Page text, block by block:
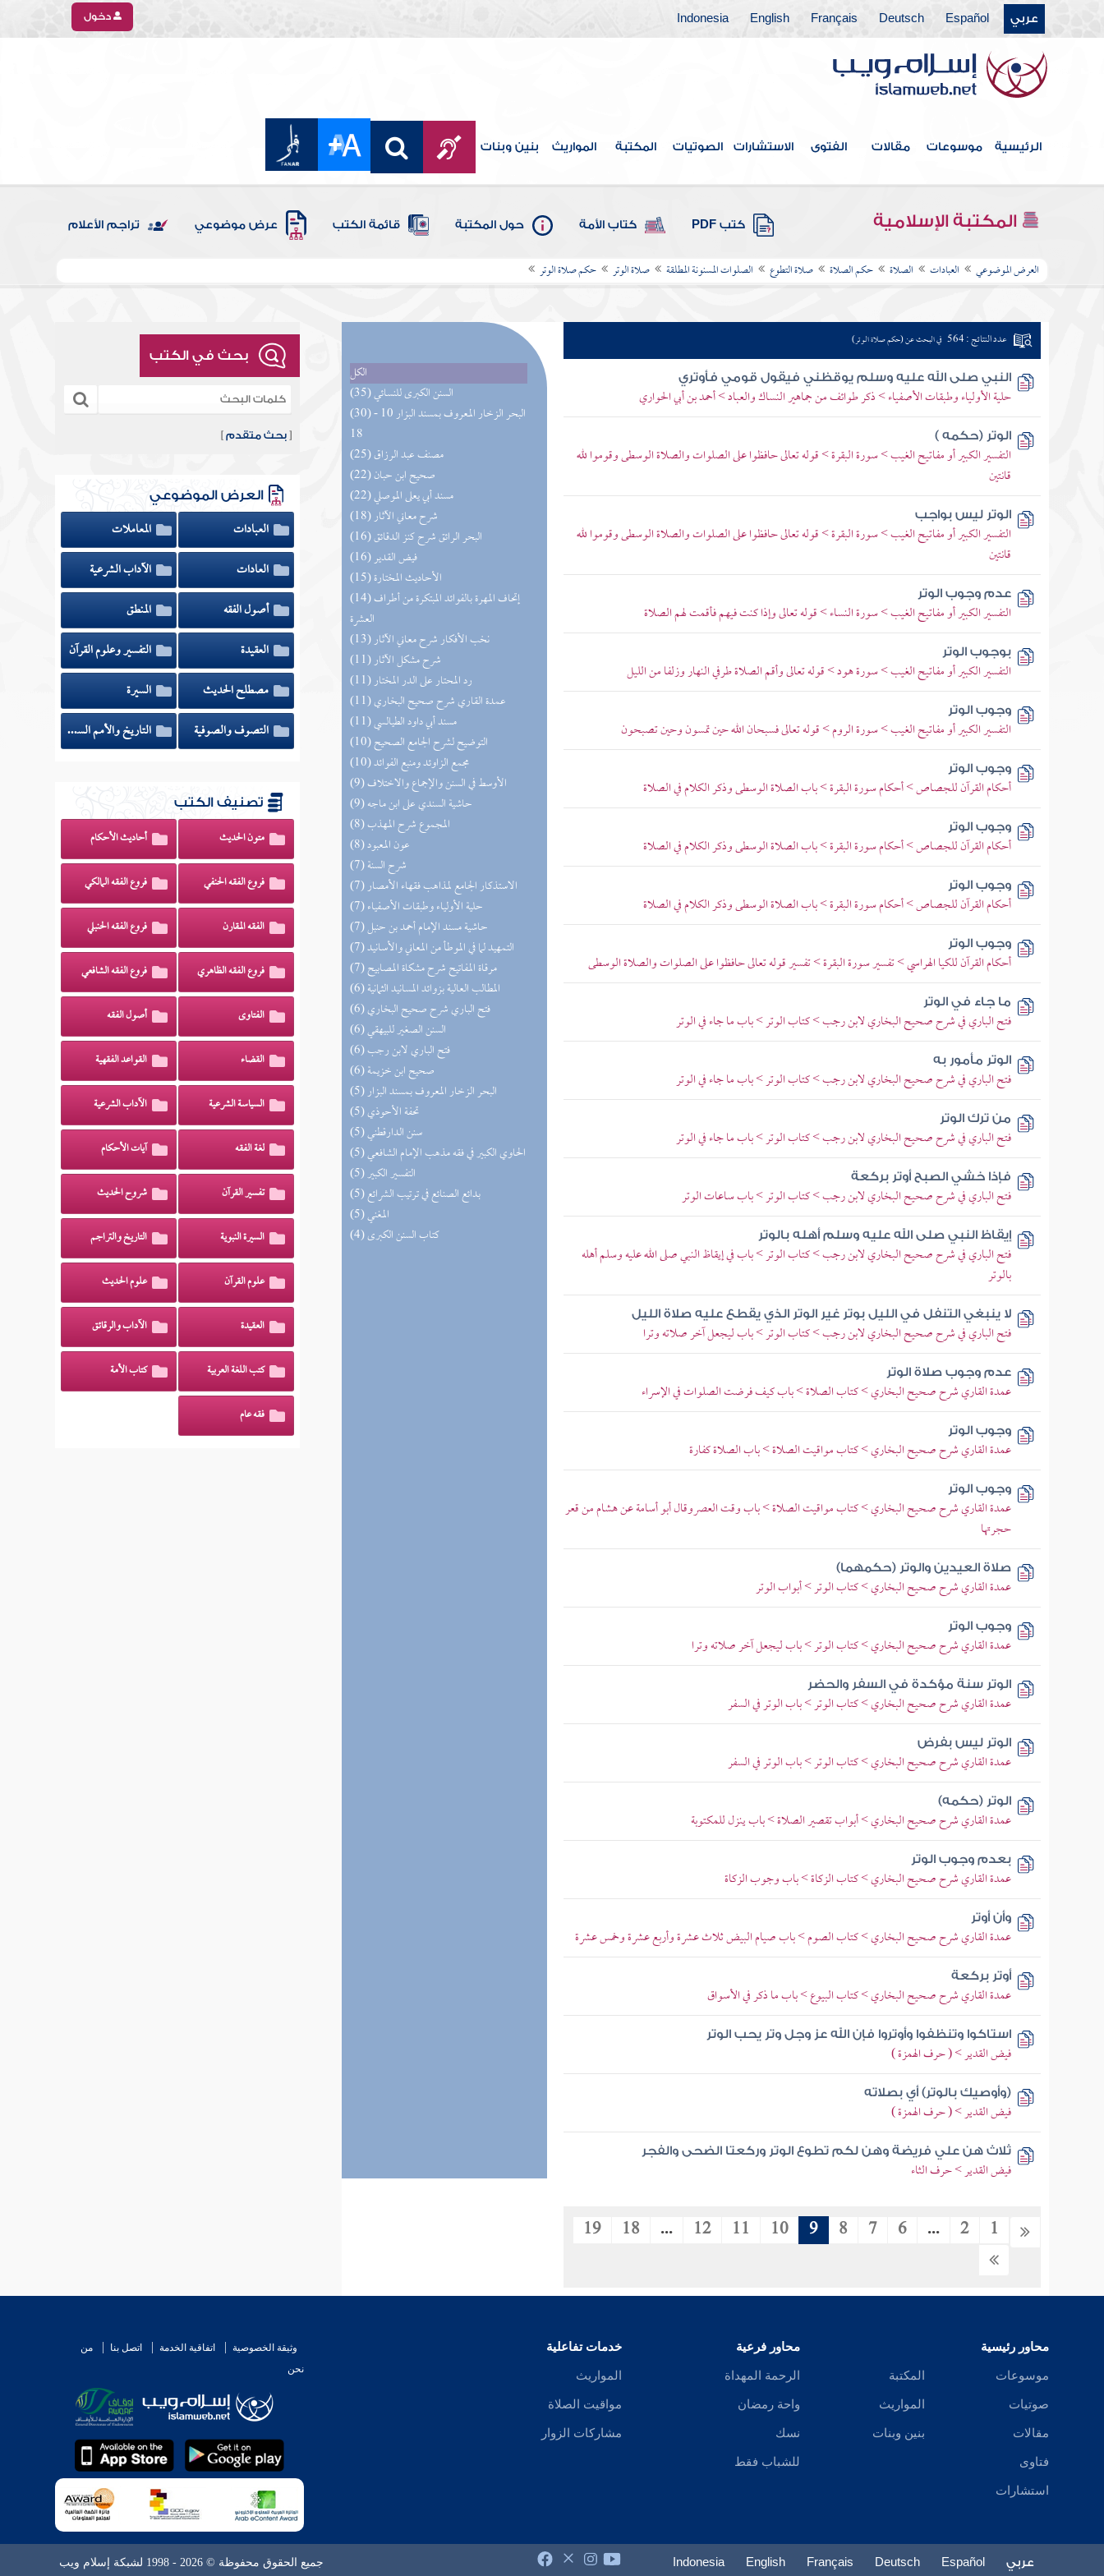
عربي Español
Deutsch
Français
English
Indonesia دخول
الرئيسية موسوعات مقالات الفتوى الاستشارات الصوتيات المكتبة المواريث بنين وبنات
المكتبة الإسلامية كتب PDF كتاب الأمة حول المكتبة قائمة الكتب عرض موضوعي تراجم الأعلام
العرض الموضوعي العبادات الصلاة حكم الصلاة صلاة التطوع الصلوات المسنونة المطلقة صلاة الوتر حكم صلاة الوتر
الكل
(35) السنن الكبرى للنسائي
(30) البحر الزخار المعروف بمسند البزار 10 -
18
(25) مصنف عبد الرزاق
(22) صحيح ابن حبان
(22) مسند أبي يعلى الموصلي
(18) شرح معاني الآثار
(16) البحر الرائق شرح كنز الدقائق
(16) فيض القدير
(15) الأحاديث المختارة
(14) إتحاف المهرة بالفوائد المبتكرة من أطراف
العشرة
(13) نخب الأفكار شرح معاني الآثار
(11) شرح مشكل الآثار
(11) رد المحتار على الدر المختار
(11) عمدة القاري شرح صحيح البخاري
(11) مسند أبي داود الطيالسي
(10) التوضيح لشرح الجامع الصحيح
(10) مجمع الزاوئد ومنبع الفوائد
(9) الأوسط في السنن والإجماع والاختلاف
(9) حاشية السندي على ابن ماجه
(8) المجموع شرح المهذب
(8) عون المعبود
(7) شرح السنة
(7) الاستذكار الجامع لمذاهب فقهاء الأمصار
(7) حلية الأولياء وطبقات الأصفياء
(7) حاشية مسند الإمام أحمد بن حنبل
(7) التمهيد لما في الموطأ من المعاني والأسانيد
(7) مرقاة المفاتيح شرح مشكاة المصابيح
(6) المطالب العالية بزوائد المسانيد الثمانية
(6) فتح الباري شرح صحيح البخاري
(6) السنن الصغير للبيهقي
(6) فتح الباري لابن رجب
(6) صحيح ابن خزيمة
(5) البحر الزخار المعروف بمسند البزار
(5) تحفة الأحوذي
(5) سنن الدارقطني
(5) الحاوي الكبير في فقه مذهب الإمام الشافعي
(5) التفسير الكبير
(5) بدائع الصنائع في ترتيب الشرائع
(5) المغني
(4) كتاب السنن الكبرى
عدد النتائج : 564 في البحث عن (حكم صلاة الوتر)
النبي صلى الله عليه وسلم يوقظني فيقول قومي فأوتري
حلية الأولياء وطبقات الأصفياء > ذكر طوائف من جماهير النساك والعباد > أحمد بن أبي الحواري
الوتر (حكمه )
التفسير الكبير أو مفاتيح الغيب > سورة البقرة > قوله تعالى حافظوا على الصلوات والصلاة الوسطى وقوموا لله
قانتين
الوتر ليس بواجب
التفسير الكبير أو مفاتيح الغيب > سورة البقرة > قوله تعالى حافظوا على الصلوات والصلاة الوسطى وقوموا لله
قانتين
عدم وجوب الوتر
التفسير الكبير أو مفاتيح الغيب > سورة النساء > قوله تعالى وإذا كنت فيهم فأقمت لهم الصلاة
بوجوب الوتر
التفسير الكبير أو مفاتيح الغيب > سورة هود > قوله تعالى وأقم الصلاة طرفي النهار وزلفا من الليل
وجوب الوتر
التفسير الكبير أو مفاتيح الغيب > سورة الروم > قوله تعالى فسبحان الله حين تمسون وحين تصبحون
وجوب الوتر
أحكام القرآن للجصاص > أحكام سورة البقرة > باب الصلاة الوسطى وذكر الكلام في الصلاة
وجوب الوتر
أحكام القرآن للجصاص > أحكام سورة البقرة > باب الصلاة الوسطى وذكر الكلام في الصلاة
وجوب الوتر
أحكام القرآن للجصاص > أحكام سورة البقرة > باب الصلاة الوسطى وذكر الكلام في الصلاة
وجوب الوتر
أحكام القرآن للكيا الهراسي > تفسير سورة البقرة > تفسير قوله تعالى حافظوا على الصلوات والصلاة الوسطى
ما جاء في الوتر
فتح الباري في شرح صحيح البخاري لابن رجب > كتاب الوتر > باب ما جاء في الوتر
الوتر مأمور به
فتح الباري في شرح صحيح البخاري لابن رجب > كتاب الوتر > باب ما جاء في الوتر
من ترك الوتر
فتح الباري في شرح صحيح البخاري لابن رجب > كتاب الوتر > باب ما جاء في الوتر
فإذا خشي الصبح أوتر بركعة
فتح الباري في شرح صحيح البخاري لابن رجب > كتاب الوتر > باب ساعات الوتر
إيقاظ النبي صلى الله عليه وسلم أهله بالوتر
فتح الباري في شرح صحيح البخاري لابن رجب > كتاب الوتر > باب في إيقاظ النبي صلى الله عليه وسلم أهله
بالوتر
لا ينبغي التنفل في الليل بوتر غير الوتر الذي يقطع عليه صلاة الليل
فتح الباري في شرح صحيح البخاري لابن رجب > كتاب الوتر > باب ليجعل آخر صلاته وترا
عدم وجوب صلاة الوتر
عمدة القاري شرح صحيح البخاري > كتاب الصلاة > باب كيف فرضت الصلوات في الإسراء
وجوب الوتر
عمدة القاري شرح صحيح البخاري > كتاب مواقيت الصلاة > باب الصلاة كفارة
وجوب الوتر
عمدة القاري شرح صحيح البخاري > كتاب مواقيت الصلاة > باب وقت العصروقال أبو أسامة عن هشام من قعر
حجرتها
صلاة العيدين والوتر (حكمهما)
عمدة القاري شرح صحيح البخاري > كتاب الوتر > أبواب الوتر
وجوب الوتر
عمدة القاري شرح صحيح البخاري > كتاب الوتر > باب ليجعل آخر صلاته وترا
الوتر سنة مؤكدة في السفر والحضر
عمدة القاري شرح صحيح البخاري > كتاب الوتر > باب الوتر في السفر
الوتر ليس بفرض
عمدة القاري شرح صحيح البخاري > كتاب الوتر > باب الوتر في السفر
الوتر (حكمه)
عمدة القاري شرح صحيح البخاري > أبواب تقصير الصلاة > باب ينزل للمكتوبة
بعدم وجوب الوتر
عمدة القاري شرح صحيح البخاري > كتاب الزكاة > باب وجوب الزكاة
وأن أوتر
عمدة القاري شرح صحيح البخاري > كتاب الصوم > باب صيام البيض ثلاث عشرة وأربع عشرة وخمس عشرة
أوتر بركعة
عمدة القاري شرح صحيح البخاري > كتاب البيوع > باب ما ذكر في الأسواق
استاكوا وتنظفوا وأوتروا فإن الله عز وجل وتر يحب الوتر
فيض القدير > ( حرف الهمزة )
(وأوصيك بالوتر) أي بصلاته
فيض القدير > ( حرف الهمزة )
ثلاث هن علي فريضة وهن لكم تطوع الوتر وركعتا الضحى والفجر
فيض القدير > حرف الثاء
1
2
...
6
7
8
9
10
11
12
...
18
19
بحث في الكتب
[بحث متقدم ]
العرض الموضوعي
العبادات
المعاملات
العادات
الآداب الشرعية
أصول الفقه
المنطق
العقيدة
التفسير وعلوم القرآن
مصطلح الحديث
السيرة
التصوف والصوفية
التاريخ والأمم السابقة
تصنيف الكتب
متون الحديث أحاديث الأحكام
فروع الفقه الحنفي فروع الفقه المالكي
الفقه المقارن فروع الفقه الحنبلي
فروع الفقه الظاهري فروع الفقه الشافعي
الفتاوى أصول الفقه
القضاء القواعد الفقهية
السياسة الشرعية الآداب الشرعية
لغة الفقه آيات الأحكام
تفسير القرآن شروح الحديث
السيرة النبوية التاريخ والتراجم
علوم القرآن علوم الحديث
العقيدة الآداب والرقائق
كتب اللغة العربية كتاب الأمة
فقه عام
محاور رئيسية
موسوعات
صوتيات
مقالات
فتاوى
استشارات
المكتبة
المواريث
بنين وبنات
محاور فرعية
الرحمة المهداة
واحة رمضان
نسك
للشباب فقط
خدمات تفاعلية
المواريث
مواقيت الصلاة
مشاركات الزوار
وثيقة الخصوصية اتفاقية الخدمة اتصل بنا
من
نحن
عربي Español
Deutsch
Français
English
Indonesia جميع الحقوق محفوظة © 2026 - 1998 لشبكة إسلام ويب